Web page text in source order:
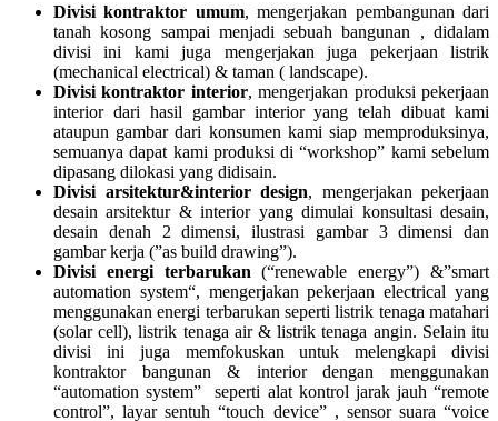
Divisi kontraktor umum, mengerjakan pembangunan dari
tanah kosong sampai menjadi sebuah bangunan , didalam
divisi ini kami juga mengerjakan juga pekerjaan listrik
(mechanical electrical) & taman ( landscape).
Divisi kontraktor interior, mengerjakan produksi pekerjaan
interior dari hasil gambar interior yang telah dibuat kami
ataupun gambar dari konsumen kami siap memproduksinya,
semuanya dapat kami produksi di “workshop” kami sebelum
dipasang dilokasi yang didisain.
Divisi arsitektur&interior design, mengerjakan pekerjaan
desain arsitektur & interior yang dimulai konsultasi desain,
desain denah 2 dimensi, ilustrasi gambar 3 dimensi dan
gambar kerja (”as build drawing”).
Divisi energi terbarukan (“renewable energy”) &”smart
automation system“, mengerjakan pekerjaan electrical yang
menggunakan energi terbarukan seperti listrik tenaga matahari
(solar cell), listrik tenaga air & listrik tenaga angin. Selain itu
divisi ini juga memfokuskan untuk melengkapi divisi
kontraktor bangunan & interior dengan menggunakan
“automation system” seperti alat kontrol jarak jauh “remote
control”, layar sentuh “touch device” , sensor suara “voice